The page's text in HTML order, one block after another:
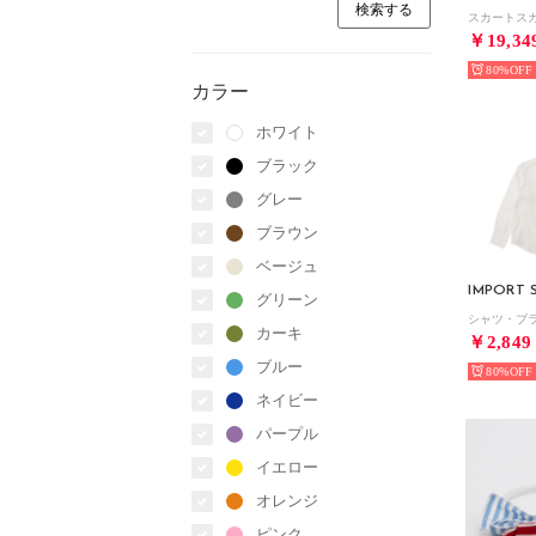
カラー
ホワイト
ブラック
グレー
ブラウン
ベージュ
グリーン
カーキ
ブルー
ネイビー
パープル
イエロー
オレンジ
スカートス
￥
80%
IMPORT
￥2,849
80%